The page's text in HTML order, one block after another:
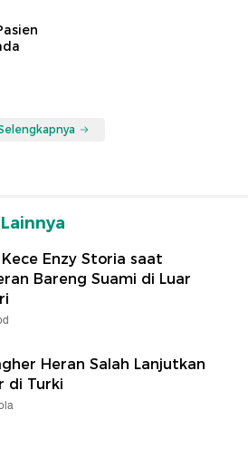
Kece Enzy Storia saat
Bareng Suami di Luar
Heran Salah Lanjutkan
di Turki